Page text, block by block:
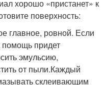
хорошо «пристанет» к
поверхность:
главное, ровной. Если
придет
эмульсию,
от пыли.Каждый
склеивающим